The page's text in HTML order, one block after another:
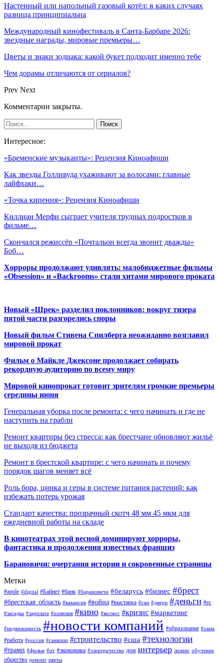
Настенный или напольный газовый котёл: в каких случаях
разница принципиальна
Международный кинофестиваль в Санта-Барбаре 2026:
звездные награды, мировые премьеры…
Цветы и знаки зодиака: какой букет подходит именно тебе
Чем дорамы отличаются от сериалов?
Prev Next
Комментарии закрыты.
Интересное:
«Бременские музыканты»: Рецензия Киноафиши
Как звезды Голливуда ухаживают за волосами: главные
лайфхаки…
«Точка кипения»: Рецензия Киноафиши
Киллиан Мерфи сыграет учителя трудных подростков в
фильме…
Скончался режиссёр «Почтальон всегда звонит дважды»
Боб…
Хорроры продолжают удивлять: малобюджетные фильмы
«Obsession» и «Backrooms» стали хитами мирового проката
Новый «Шрек» разделил поклонников: вокруг тизера
пятой части разгорелись споры
Новый фильм Стивена Спилберга неожиданно возглавил
мировой прокат
Фильм о Майкле Джексоне продолжает собирать
рекордную аудиторию по всему миру
Мировой кинопрокат готовит зрителям громкие премьеры
середины июня
Генеральная уборка после ремонта: с чего начинать и где не
наступить на грабли
Ремонт квартиры без стресса: как брестчане обновляют жильё
не выходя из бюджета
Ремонт в брестской квартире: с чего начинать и почему
порядок шагов меняет всё
Роль бора, цинка и серы в системе питания растений: как
избежать потерь урожая
Стандарт качества: прозрачный скотч 48 мм 45 мкм для
ежедневной работы на складе
В кинотеатрах этой весной доминируют хорроры,
фантастика и продолжения известных франшиз
Барановичи: очертания истории и сокровенные страницы
Метки
#apple #digital #Байнет #банк #барановичи #беларусь #бизнес #брест
#брестская_область #вакансия #война #выставка #гаи #двери #деньги #ес
#загадка #зарплата #иллюзия #кино #космос #кризис #маркетинг
#недвижимость #новости компаний #образование #окна
#работа #россия #санкции #строительство #сша #технологии
#трамп #фильм #цт #экономика #электричество дом интерьер лизинг обучение
общество ремонт цветы